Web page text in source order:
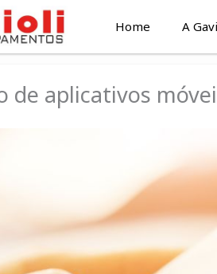
Home A
de aplicativos